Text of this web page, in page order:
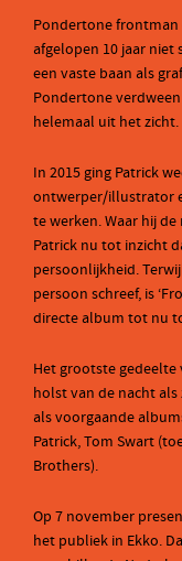
Pondertone frontman
afgelopen 10 jaar niet
een vaste baan als
Pondertone
helemaal uit het zicht.
In 2015 ging Patrick
ontwerper/illustrator
te werken. Waar hij
Patrick nu tot inzicht
persoonlijkheid.
persoon schreef, is
directe album tot nu
Het grootste
holst van de nacht
als voorgaande
Patrick, Tom Swart
Brothers).
Op 7 november
het publiek in Ekko.